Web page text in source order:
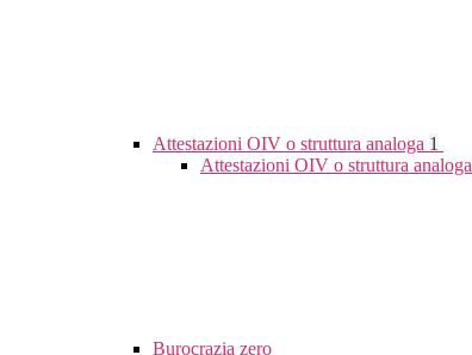
Attestazioni OIV o struttura analoga 1
Attestazioni OIV o struttura analoga
Burocrazia zero